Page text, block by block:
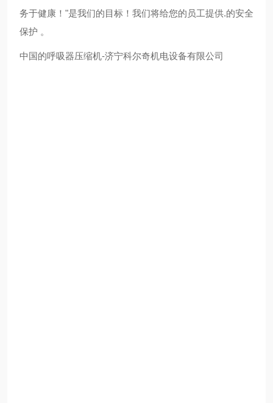
务于健康！"是我们的目标！我们将给您的员工提供.的安全
保护 。
中国的呼吸器压缩机-济宁科尔奇机电设备有限公司